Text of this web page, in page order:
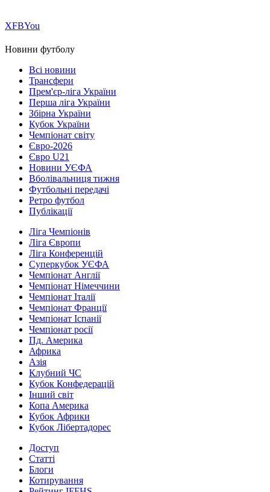
ХFBYou
Новини футболу
Всі новини
Трансфери
Прем'єр-ліга України
Перша ліга України
Збірна України
Кубок України
Чемпіонат світу
Євро-2026
Євро U21
Новини УЄФА
Вболівальниця тижня
Футбольні передачі
Ретро футбол
Публікації
Ліга Чемпіонів
Ліга Європи
Ліга Конференцій
Суперкубок УЄФА
Чемпіонат Англії
Чемпіонат Німеччини
Чемпіонат Італії
Чемпіонат Франції
Чемпіонат Іспанії
Чемпіонат росії
Пд. Америка
Африка
Азія
Клубний ЧС
Кубок Конфедерацій
Інший світ
Копа Америка
Кубок Африки
Кубок Лібертадорес
Доступ
Статті
Блоги
Котирування